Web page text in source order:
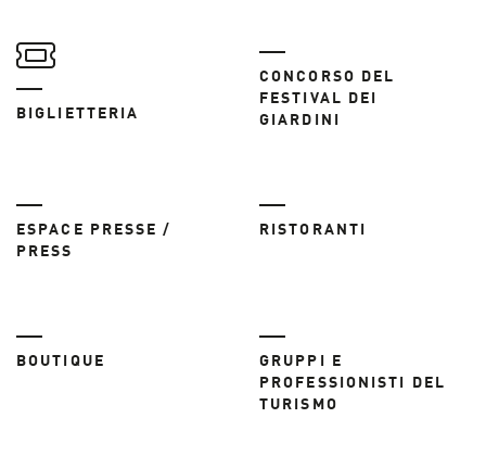
BIGLIETTERIA
CONCORSO DEL
FESTIVAL DEI
GIARDINI
ESPACE PRESSE /
PRESS
RISTORANTI
BOUTIQUE
GRUPPI E
PROFESSIONISTI DEL
TURISMO